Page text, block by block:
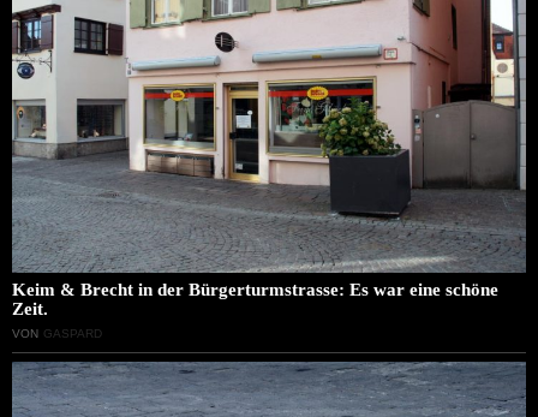
Keim & Brecht in der Bürgerturmstrasse: Es war eine schöne
Zeit.
VON GASPARD